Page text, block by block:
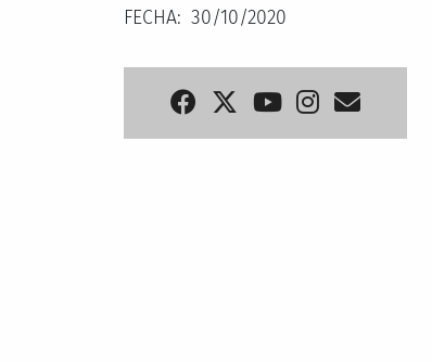
FECHA 30/10/2020